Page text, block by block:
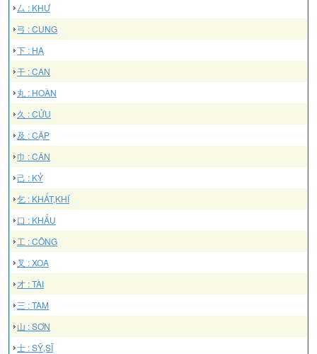
厶 : KHƯ
弓 : CUNG
下 : HẠ
干 : CAN
丸 : HOÀN
久 : CỬU
及 : CẬP
巾 : CÂN
己 : KỶ
乞 : KHẤT,KHÍ
口 : KHẨU
工 : CÔNG
叉 : XOA
才 : TÀI
三 : TAM
山 : SƠN
士 : SỸ,SĨ